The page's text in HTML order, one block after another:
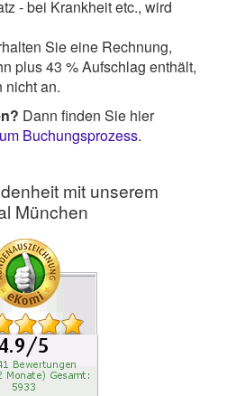
- bei Krankheit etc., wird
Sie eine Rechnung,
plus 43 % Aufschlag enthält,
nicht an.
Dann finden Sie hier
Buchungsprozess.
mit unserem
München